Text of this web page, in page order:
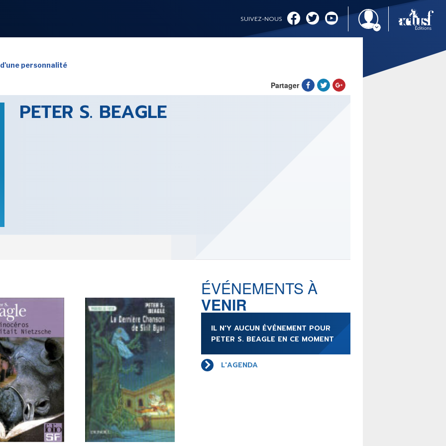
SUIVEZ-NOUS
LES UTOPIALES 2025
ÉVÉNEMENTS
CONVENTION
SPECTACLE
DÉBAT
EMISSION
L'AGENDA
DERNIERS
ÉVÉNEMENTS
AUTEURS&ÉDITEURS
AUTEURS & ARTISTES
EDITEURS & COLLECTIONS
LES PARUTIONS/SORTIES
personnalité
Partager
PETER S. BEAGLE
ÉVÉNEMENTS À
VENIR
IL N'Y AUCUN ÉVÉNEMENT POUR
PETER S. BEAGLE EN CE MOMENT
L'AGENDA